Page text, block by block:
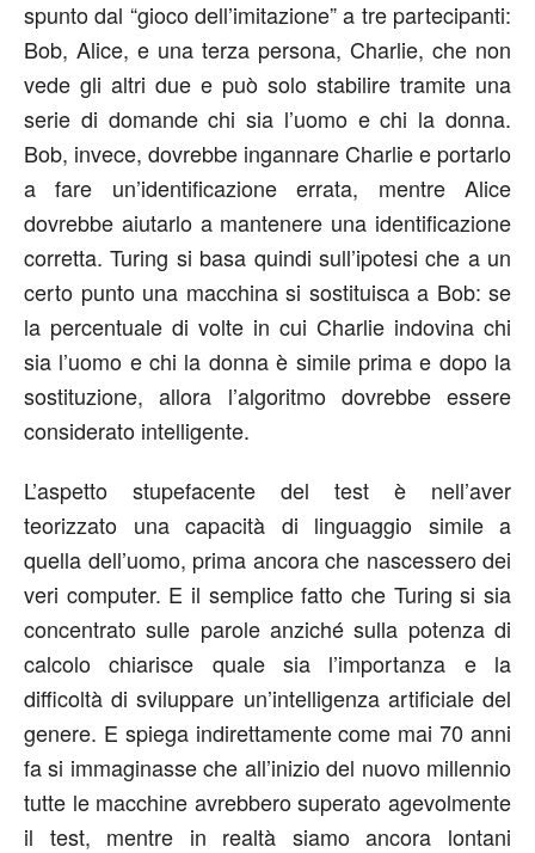
spunto dal “gioco dell’imitazione” a tre partecipanti:
Bob, Alice, e una terza persona, Charlie, che non
vede gli altri due e può solo stabilire tramite una
serie di domande chi sia l’uomo e chi la donna.
Bob, invece, dovrebbe ingannare Charlie e portarlo
a fare un’identificazione errata, mentre Alice
dovrebbe aiutarlo a mantenere una identificazione
corretta. Turing si basa quindi sull’ipotesi che a un
certo punto una macchina si sostituisca a Bob: se
la percentuale di volte in cui Charlie indovina chi
sia l’uomo e chi la donna è simile prima e dopo la
sostituzione, allora l’algoritmo dovrebbe essere
considerato intelligente.
L’aspetto stupefacente del test è nell’aver
teorizzato una capacità di linguaggio simile a
quella dell’uomo, prima ancora che nascessero dei
veri computer. E il semplice fatto che Turing si sia
concentrato sulle parole anziché sulla potenza di
calcolo chiarisce quale sia l’importanza e la
difficoltà di sviluppare un’intelligenza artificiale del
genere. E spiega indirettamente come mai 70 anni
fa si immaginasse che all’inizio del nuovo millennio
tutte le macchine avrebbero superato agevolmente
il test, mentre in realtà siamo ancora lontani